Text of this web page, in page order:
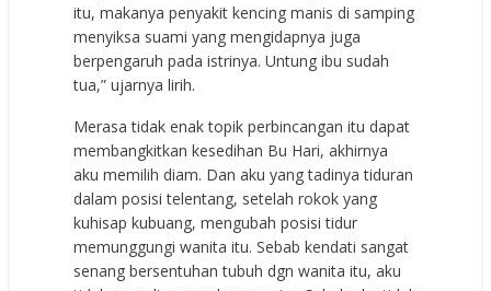
itu, makanya penyakit kencing manis di samping
menyiksa suami yang mengidapnya juga
berpengaruh pada istrinya. Untung ibu sudah
tua,” ujarnya lirih.
Merasa tidak enak topik perbincangan itu dapat
membangkitkan kesedihan Bu Hari, akhirnya
aku memilih diam. Dan aku yang tadinya tiduran
dalam posisi telentang, setelah rokok yang
kuhisap kubuang, mengubah posisi tidur
memunggungi wanita itu. Sebab kendati sangat
senang bersentuhan tubuh dgn wanita itu, aku